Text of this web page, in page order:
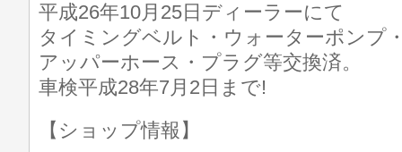
平成26年10月25日ディーラーにて
タイミングベルト・ウォーターポンプ
アッパーホース・プラグ等交換済。
車検平成28年7月2日まで!
【ショップ情報】